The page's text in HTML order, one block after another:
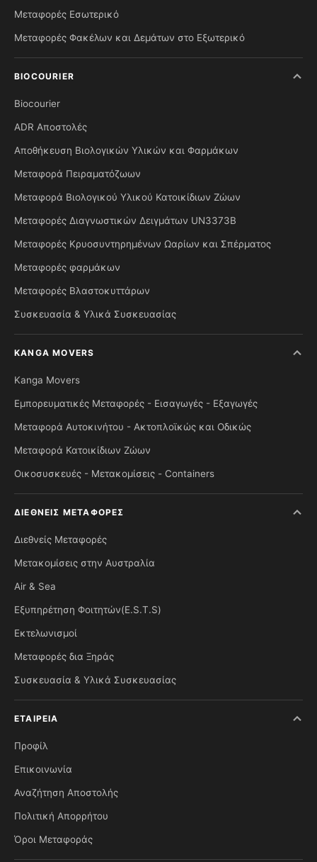
Μεταφορές Εσωτερικό
Μεταφορές Φακέλων και Δεμάτων στο Εξωτερικό
BIOCOURIER
Biocourier
ADR Αποστολές
Αποθήκευση Βιολογικών Υλικών και Φαρμάκων
Μεταφορά Πειραματόζωων
Μεταφορά Βιολογικού Υλικού Κατοικίδιων Ζώων
Μεταφορές Διαγνωστικών Δειγμάτων UN3373B
Μεταφορές Κρυοσυντηρημένων Ωαρίων και Σπέρματος
Μεταφορές φαρμάκων
Μεταφορές Βλαστοκυττάρων
Συσκευασία & Υλικά Συσκευασίας
KANGA MOVERS
Kanga Movers
Εμπορευματικές Μεταφορές - Εισαγωγές - Εξαγωγές
Μεταφορά Αυτοκινήτου - Ακτοπλοϊκώς και Οδικώς
Μεταφορά Κατοικίδιων Ζώων
Οικοσυσκευές - Μετακομίσεις - Containers
ΔΙΕΘΝΕΊΣ ΜΕΤΑΦΟΡΈΣ
Διεθνείς Μεταφορές
Μετακομίσεις στην Αυστραλία
Air & Sea
Εξυπηρέτηση Φοιτητών(E.S.T.S)
Εκτελωνισμοί
Μεταφορές δια Ξηράς
Συσκευασία & Υλικά Συσκευασίας
ΕΤΑΙΡΕΊΑ
Προφίλ
Επικοινωνία
Αναζήτηση Αποστολής
Πολιτική Απορρήτου
Όροι Μεταφοράς